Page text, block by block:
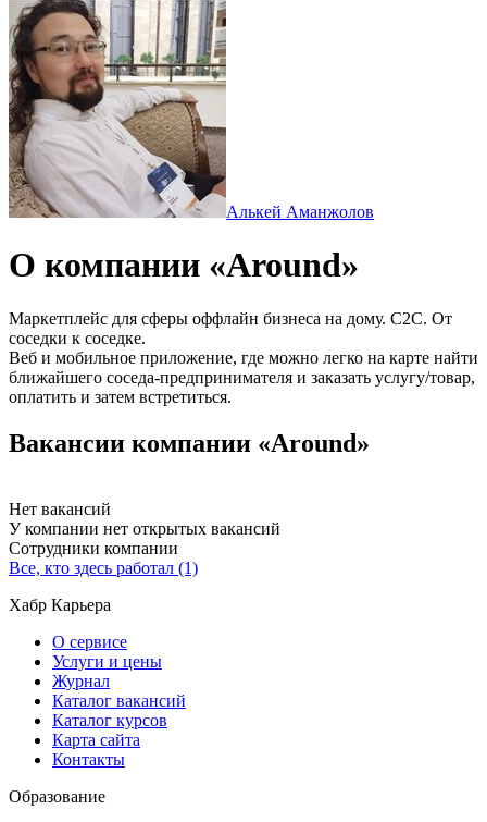
Алькей Аманжолов
О компании «Around»
Маркетплейс для сферы оффлайн бизнеса на дому. C2C. От
соседки к соседке.
Веб и мобильное приложение, где можно легко на карте найти
ближайшего соседа-предпринимателя и заказать услугу/товар,
оплатить и затем встретиться.
Вакансии компании «Around»
Нет вакансий
У компании нет открытых вакансий
Сотрудники компании
Все, кто здесь работал (1)
Хабр Карьера
О сервисе
Услуги и цены
Журнал
Каталог вакансий
Каталог курсов
Карта сайта
Контакты
Образование